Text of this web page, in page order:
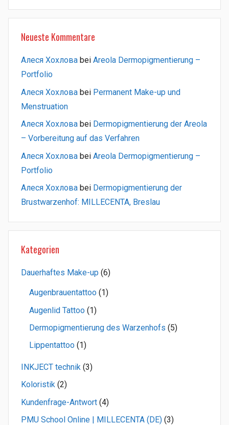
Neueste Kommentare
Алеся Хохлова bei Areola Dermopigmentierung –
Portfolio
Алеся Хохлова bei Permanent Make-up und
Menstruation
Алеся Хохлова bei Dermopigmentierung der Areola
– Vorbereitung auf das Verfahren
Алеся Хохлова bei Areola Dermopigmentierung –
Portfolio
Алеся Хохлова bei Dermopigmentierung der
Brustwarzenhof: MILLECENTA, Breslau
Kategorien
Dauerhaftes Make-up (6)
Augenbrauentattoo (1)
Augenlid Tattoo (1)
Dermopigmentierung des Warzenhofs (5)
Lippentattoo (1)
INKJECT technik (3)
Koloristik (2)
Kundenfrage-Antwort (4)
PMU School Online | MILLECENTA (DE) (3)